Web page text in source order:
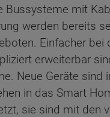
Bussysteme mit
werden bereits
Einfacher bei
erweiterbar
Neue Geräte sind
in das Smart
sie sind mit den